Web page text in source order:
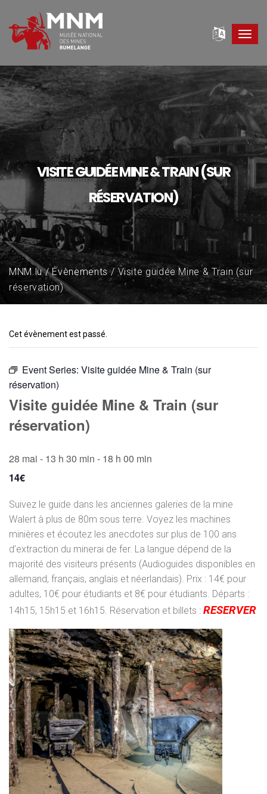
VISITE GUIDÉE MINE & TRAIN (SUR
RÉSERVATION)
MNM.lu Évènements
Visite guidée Mine & Train (sur
réservation)
Cet évènement est passé.
Event Series: Visite guidée Mine & Train (sur
réservation)
Visite guidée Mine & Train (sur
réservation)
28 mai - 13 h 30 min - 18 h 00 min
14€
Suivez le guide dans les anciennes galeries de la mine
Walert à plus de 80m sous terre. Voyez les machines
minières et écoutez les anecdotes sur plus de 100 ans
d’extraction du minerai de fer. La langue dépend de la
majorité des visiteurs présents (Audioguides disponibles en
allemand, français, anglais et néerlandais). Prix : 14€ pour
adultes, 10€ pour étudiants et 8€ pour étudiants. Départs :
14h15, 15h15 et 16h15. Réservation et billets : RESERVER